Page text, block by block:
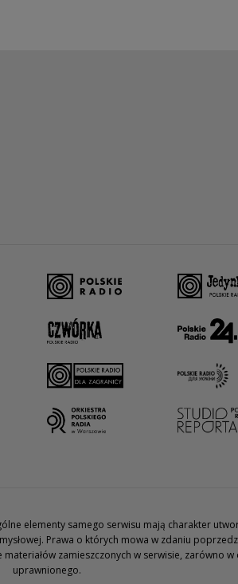
elementy samego serwisu mają charakter
Prawa o których mowa w zdaniu
zamieszczonych w serwisie, zarówno
uprawnionego.